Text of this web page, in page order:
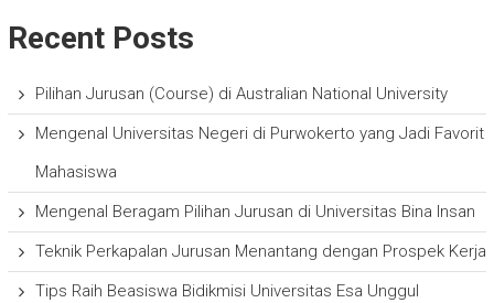
Recent Posts
Pilihan Jurusan (Course) di Australian National University
Mengenal Universitas Negeri di Purwokerto yang Jadi Favorit
Mahasiswa
Mengenal Beragam Pilihan Jurusan di Universitas Bina Insan
Teknik Perkapalan Jurusan Menantang dengan Prospek Kerja
Tips Raih Beasiswa Bidikmisi Universitas Esa Unggul